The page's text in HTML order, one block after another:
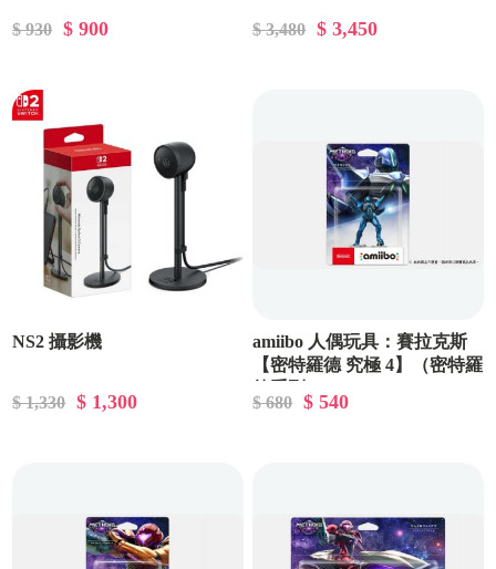
$ 930 $ 900 $ 3,480 $ 3,450
NS2 攝影機
$ 1,330 $ 1,300
amiibo 人偶玩具：賽拉克斯
【密特羅德 究極 4】（密特羅
$ 680 $ 540